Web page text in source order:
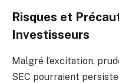
Risques et
Investisseurs
Malgré l’excitation,
SEC pourraient